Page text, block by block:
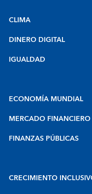
CLIMA
DINERO DIGITAL
IGUALDAD
ECONOMÍA MUNDIAL
MERCADO FINANCIERO
FINANZAS PÚBLICAS
CRECIMIENTO